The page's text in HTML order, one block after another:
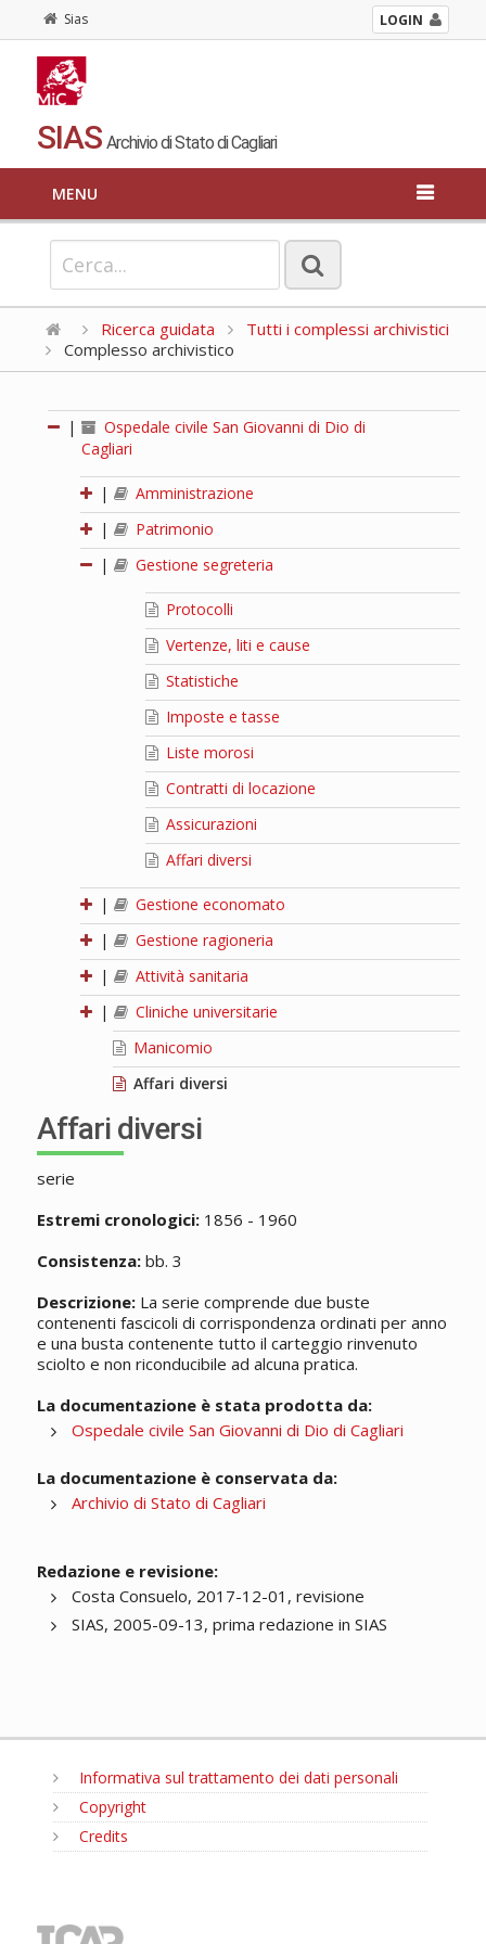
Sias LOGIN
SIAS Archivio di Stato di Cagliari
MENU
Ricerca guidata
Tutti i complessi archivistici
Complesso archivistico
|
Ospedale civile San Giovanni di Dio di
Cagliari
|
Amministrazione
|
Patrimonio
|
Gestione segreteria
Protocolli
Vertenze, liti e cause
Statistiche
Imposte e tasse
Liste morosi
Contratti di locazione
Assicurazioni
Affari diversi
|
Gestione economato
|
Gestione ragioneria
|
Attività sanitaria
|
Cliniche universitarie
Manicomio
Affari diversi
Affari diversi
serie
Estremi cronologici:1856 - 1960
Consistenza:bb. 3
Descrizione:La serie comprende due buste
contenenti fascicoli di corrispondenza ordinati per anno
e una busta contenente tutto il carteggio rinvenuto
sciolto e non riconducibile ad alcuna pratica.
La documentazione è stata prodotta da:
Ospedale civile San Giovanni di Dio di Cagliari
La documentazione è conservata da:
Archivio di Stato di Cagliari
Redazione e revisione:
Costa Consuelo, 2017-12-01, revisione
SIAS, 2005-09-13, prima redazione in SIAS
Informativa sul trattamento dei dati personali
Copyright
Credits